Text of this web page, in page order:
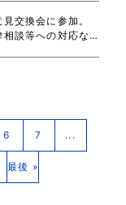
ざいました。
交換会に参加。
談等への対応な
6 7 ...
最後 »